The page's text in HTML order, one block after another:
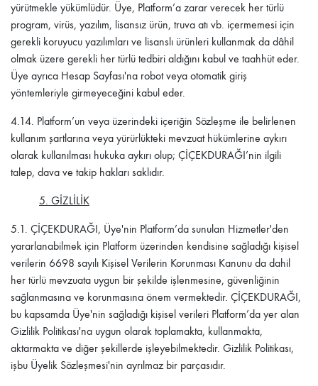
yürütmekle yükümlüdür. Üye, Platform’a zarar verecek her türlü
program, virüs, yazılım, lisansız ürün, truva atı vb. içermemesi için
gerekli koruyucu yazılımları ve lisanslı ürünleri kullanmak da dâhil
olmak üzere gerekli her türlü tedbiri aldığını kabul ve taahhüt eder.
Üye ayrıca Hesap Sayfası'na robot veya otomatik giriş
yöntemleriyle girmeyeceğini kabul eder.
4.14. Platform’un veya üzerindeki içeriğin Sözleşme ile belirlenen
kullanım şartlarına veya yürürlükteki mevzuat hükümlerine aykırı
olarak kullanılması hukuka aykırı olup; ÇİÇEKDURAĞI’nin ilgili
talep, dava ve takip hakları saklıdır.
5. GİZLİLİK
5.1. ÇİÇEKDURAĞI, Üye'nin Platform’da sunulan Hizmetler'den
yararlanabilmek için Platform üzerinden kendisine sağladığı kişisel
verilerin 6698 sayılı Kişisel Verilerin Korunması Kanunu da dahil
her türlü mevzuata uygun bir şekilde işlenmesine, güvenliğinin
sağlanmasına ve korunmasına önem vermektedir. ÇİÇEKDURAĞI,
bu kapsamda Üye'nin sağladığı kişisel verileri Platform’da yer alan
Gizlilik Politikası'na uygun olarak toplamakta, kullanmakta,
aktarmakta ve diğer şekillerde işleyebilmektedir. Gizlilik Politikası,
işbu Üyelik Sözleşmesi'nin ayrılmaz bir parçasıdır.